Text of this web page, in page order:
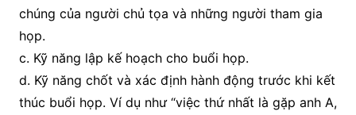
chúng của người chủ tọa và những người tham gia
họp.
c. Kỹ năng lập kế hoạch cho buổi họp.
d. Kỹ năng chốt và xác định hành động trước khi kết
thúc buổi họp. Ví dụ như “việc thứ nhất là gặp anh A,